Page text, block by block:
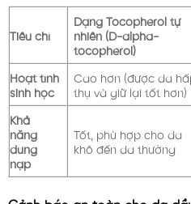
Tiêu chí
Dạng Tocopherol tự
nhiên (D-alpha-
tocopherol)
Hoạt tính
sinh học
Cao hơn (được da
thụ và giữ lại tốt hơn)
Khả
năng
dung
nạp
Tốt, phù hợp cho da
khô đến da thường